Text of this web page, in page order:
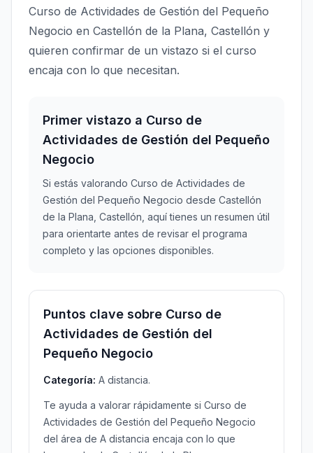
Curso de Actividades de Gestión del Pequeño
Negocio en Castellón de la Plana, Castellón y
quieren confirmar de un vistazo si el curso
encaja con lo que necesitan.
Primer vistazo a Curso de
Actividades de Gestión del Pequeño
Negocio
Si estás valorando Curso de Actividades de
Gestión del Pequeño Negocio desde Castellón
de la Plana, Castellón, aquí tienes un resumen útil
para orientarte antes de revisar el programa
completo y las opciones disponibles.
Puntos clave sobre Curso de
Actividades de Gestión del
Pequeño Negocio
Categoría: A distancia.
Te ayuda a valorar rápidamente si Curso de
Actividades de Gestión del Pequeño Negocio
del área de A distancia encaja con lo que